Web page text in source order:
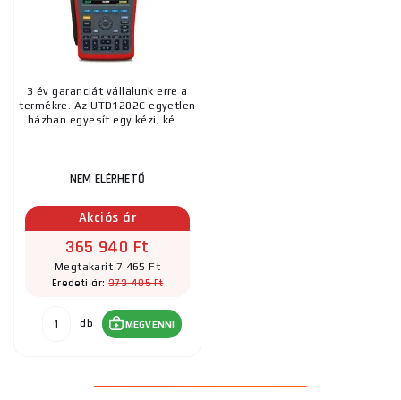
3 év garanciát vállalunk erre a
termékre. Az UTD1202C egyetlen
házban egyesít egy kézi, ké ...
NEM ELÉRHETŐ
Akciós ár
365 940 Ft
Megtakarít 7 465 Ft
Eredeti ár: 373 405 Ft
db MEGVENNI